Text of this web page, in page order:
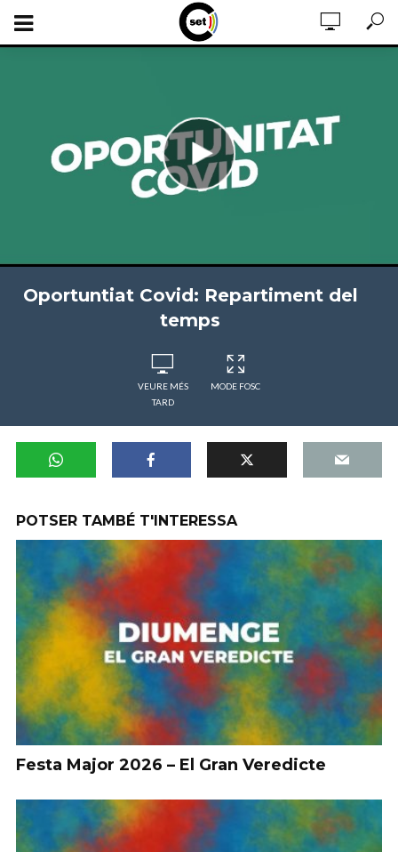
Oportuntiat Covid: Repartiment del
temps
VEURE MÉS
TARD
MODE FOSC
POTSER TAMBÉ T'INTERESSA
Festa Major 2026 – El Gran Veredicte